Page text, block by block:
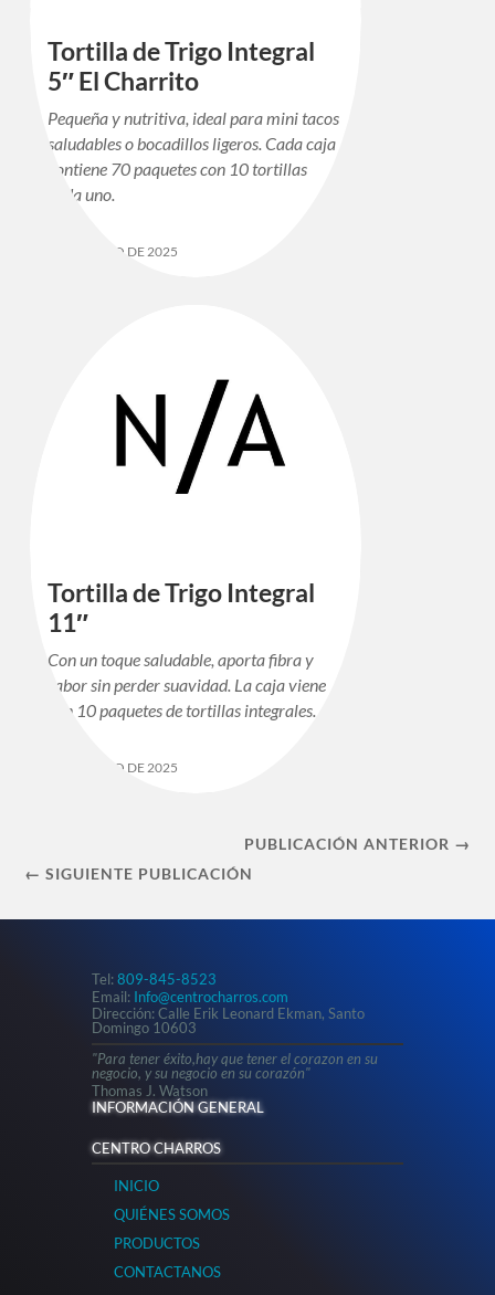
Tortilla de Trigo Integral
5″ El Charrito
Pequeña y nutritiva, ideal para mini tacos
saludables o bocadillos ligeros. Cada caja
contiene 70 paquetes con 10 tortillas
cada uno.
12 DE MAYO DE 2025
Tortilla de Trigo Integral
11″
Con un toque saludable, aporta fibra y
sabor sin perder suavidad. La caja viene
con 10 paquetes de tortillas integrales.
12 DE MAYO DE 2025
PUBLICACIÓN ANTERIOR →
← SIGUIENTE PUBLICACIÓN
Tel:809-845-8523
Email: Info@centrocharros.com
Dirección: Calle Erik Leonard Ekman, Santo
Domingo 10603
"Para tener éxito,hay que tener el corazon en su
negocio, y su negocio en su corazón"
Thomas J. Watson
INFORMACIÓN GENERAL
CENTRO CHARROS
INICIO
QUIÉNES SOMOS
PRODUCTOS
CONTACTANOS